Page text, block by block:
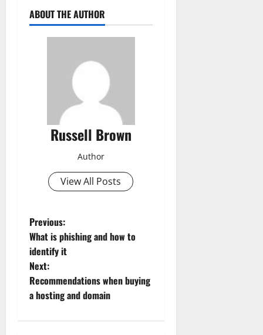
ABOUT THE AUTHOR
Russell Brown
Author
View All Posts
P
o
s
t
Previous:
What is phishing and how to
identify it
Next:
Recommendations when buying
a hosting and domain